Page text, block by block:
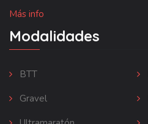
Más info
Modalidades
BTT
Gravel